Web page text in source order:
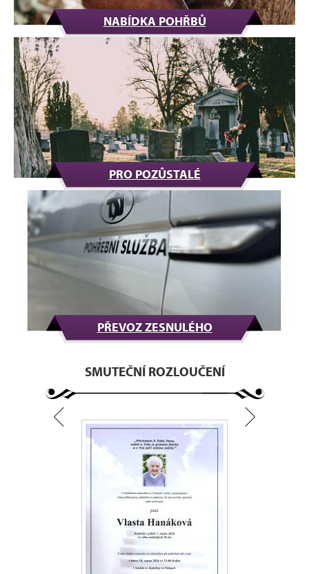
NABÍDKA POHŘBŮ
PRO POZŮSTALÉ
PŘEVOZ ZESNULÉHO
SMUTEČNÍ ROZLOUČENÍ